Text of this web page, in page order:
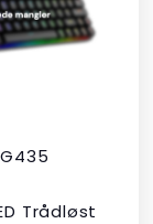
Trådløst
var:
kr. 599,00.
er:
kr. 399,00.